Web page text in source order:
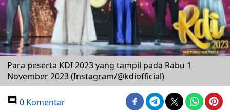
Para peserta KDI 2023 yang tampil pada Rabu 1
November 2023 (Instagram/@kdiofficial)
0 Komentar